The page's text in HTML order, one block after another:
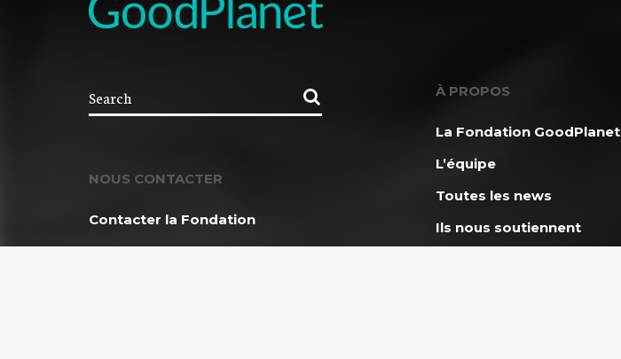
NOUS CONTACTER
Contacter la Fondation
À PROPOS
La Fondation GoodPlanet
L’équipe
Toutes les news
Ils nous soutiennent